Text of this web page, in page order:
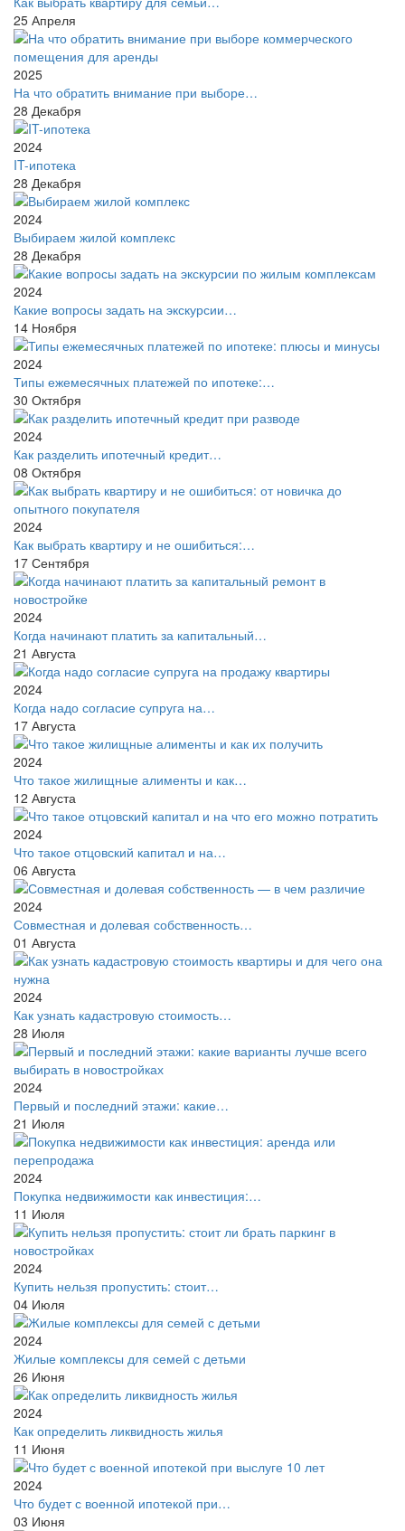
25 Апреля
2025
На что обратить внимание при выборе…
28 Декабря
2024
IT-ипотека
28 Декабря
2024
Выбираем жилой комплекс
28 Декабря
2024
Какие вопросы задать на экскурсии…
14 Ноября
2024
Типы ежемесячных платежей по ипотеке:…
30 Октября
2024
Как разделить ипотечный кредит…
08 Октября
2024
Как выбрать квартиру и не ошибиться:…
17 Сентября
2024
Когда начинают платить за капитальный…
21 Августа
2024
Когда надо согласие супруга на…
17 Августа
2024
Что такое жилищные алименты и как…
12 Августа
2024
Что такое отцовский капитал и на…
06 Августа
2024
Совместная и долевая собственность…
01 Августа
2024
Как узнать кадастровую стоимость…
28 Июля
2024
Первый и последний этажи: какие…
21 Июля
2024
Покупка недвижимости как инвестиция:…
11 Июля
2024
Купить нельзя пропустить: стоит…
04 Июля
2024
Жилые комплексы для семей с детьми
26 Июня
2024
Как определить ликвидность жилья
11 Июня
2024
Что будет с военной ипотекой при…
03 Июня